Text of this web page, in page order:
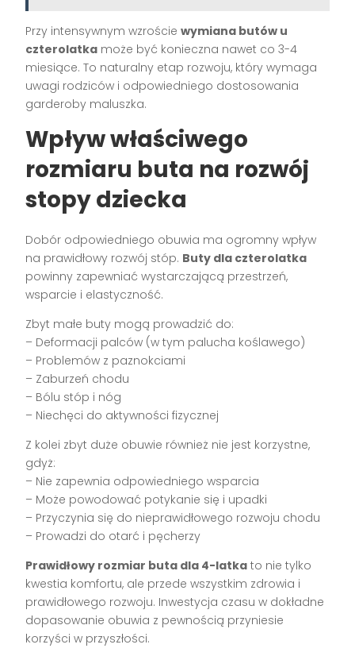
Przy intensywnym wzrościewymiana butów u
czterolatka może być konieczna nawet co 3-4
miesiące. To naturalny etap rozwoju, który wymaga
uwagi rodziców i odpowiedniego dostosowania
garderoby maluszka.
Wpływ właściwego
rozmiaru buta na rozwój
stopy dziecka
Dobór odpowiedniego obuwia ma ogromny wpływ
na prawidłowy rozwój stóp. Buty dla czterolatka
powinny zapewniać wystarczającą przestrzeń,
wsparcie i elastyczność.
Zbyt małe buty mogą prowadzić do:
– Deformacji palców (w tym palucha koślawego)
– Problemów z paznokciami
– Zaburzeń chodu
– Bólu stóp i nóg
– Niechęci do aktywności fizycznej
Z kolei zbyt duże obuwie również nie jest korzystne,
gdyż:
– Nie zapewnia odpowiedniego wsparcia
– Może powodować potykanie się i upadki
– Przyczynia się do nieprawidłowego rozwoju chodu
– Prowadzi do otarć i pęcherzy
Prawidłowy rozmiar buta dla 4-latka to nie tylko
kwestia komfortu, ale przede wszystkim zdrowia i
prawidłowego rozwoju. Inwestycja czasu w dokładne
dopasowanie obuwia z pewnością przyniesie
korzyści w przyszłości.